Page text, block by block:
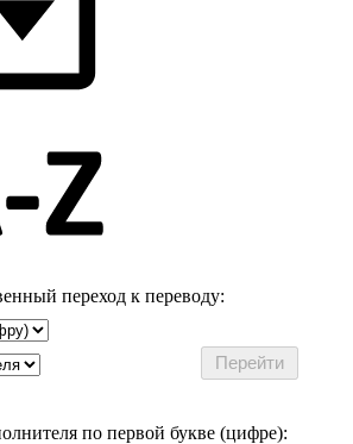
переход к переводу:
по первой букве (цифре):